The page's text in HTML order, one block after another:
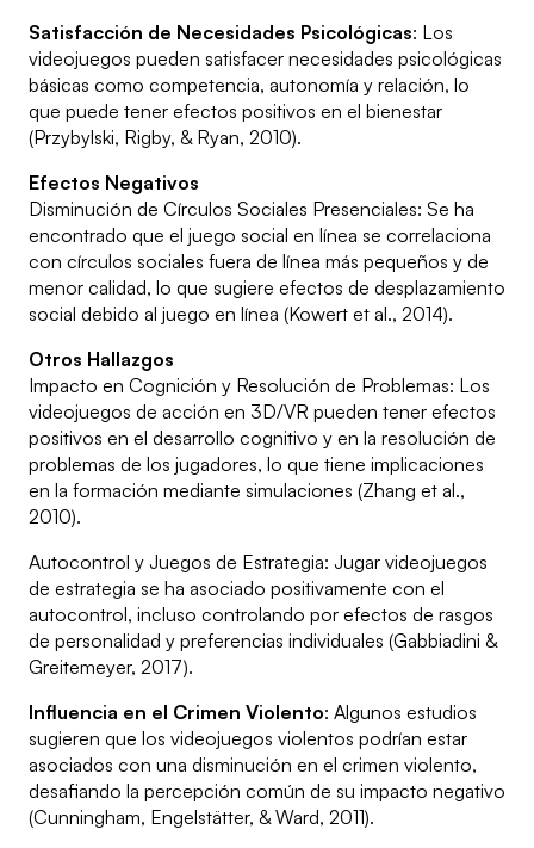
Satisfacción de Necesidades Psicológicas: Los
videojuegos pueden satisfacer necesidades psicológicas
básicas como competencia, autonomía y relación, lo
que puede tener efectos positivos en el bienestar
(Przybylski, Rigby, & Ryan, 2010).
Efectos Negativos
Disminución de Círculos Sociales Presenciales: Se ha
encontrado que el juego social en línea se correlaciona
con círculos sociales fuera de línea más pequeños y de
menor calidad, lo que sugiere efectos de desplazamiento
social debido al juego en línea (Kowert et al., 2014).
Otros Hallazgos
Impacto en Cognición y Resolución de Problemas: Los
videojuegos de acción en 3D/VR pueden tener efectos
positivos en el desarrollo cognitivo y en la resolución de
problemas de los jugadores, lo que tiene implicaciones
en la formación mediante simulaciones (Zhang et al.,
2010).
Autocontrol y Juegos de Estrategia: Jugar videojuegos
de estrategia se ha asociado positivamente con el
autocontrol, incluso controlando por efectos de rasgos
de personalidad y preferencias individuales (Gabbiadini &
Greitemeyer, 2017).
Influencia en el Crimen Violento: Algunos estudios
sugieren que los videojuegos violentos podrían estar
asociados con una disminución en el crimen violento,
desafiando la percepción común de su impacto negativo
(Cunningham, Engelstätter, & Ward, 2011).